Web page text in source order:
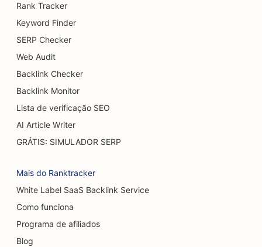
SEO para restaurantes de buffet
SEO para Burger Trucks
SEO para cafeterias
SEO para churrasqueiras
SEO para restaurantes casuais
SEO para concessionárias de veículos
SEO para serviços de limpeza
Rank Tracker
Keyword Finder
SERP Checker
Web Audit
Backlink Checker
Backlink Monitor
Lista de verificação SEO
AI Article Writer
GRÁTIS: SIMULADOR SERP
Mais do Ranktracker
White Label SaaS Backlink Service
Como funciona
Programa de afiliados
Blog